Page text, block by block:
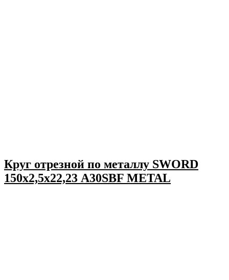
Круг отрезной по металлу SWORD
150х2,5х22,23 A30SBF METAL